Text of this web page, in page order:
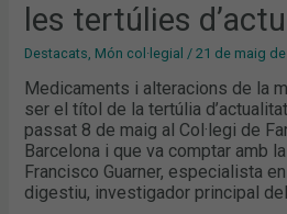
les tertúlies
Destacats Món col·legial /21 de maig
Medicaments i alteracions de la
ser el títol de la tertúlia
passat 8 de maig al Col·legi de
Barcelona i que va comptar amb
Francisco Guarner, especialista
digestiu, investigador principal del